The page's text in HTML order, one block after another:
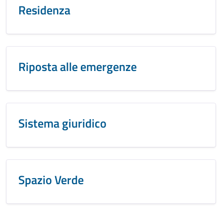
Residenza
Riposta alle emergenze
Sistema giuridico
Spazio Verde